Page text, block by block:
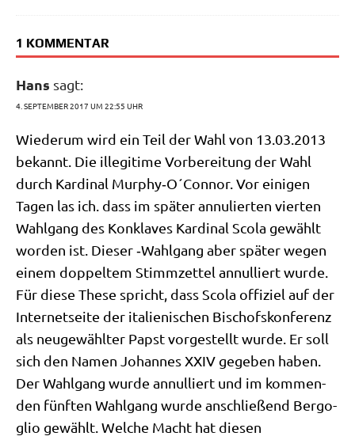
1 KOMMENTAR
Hans sagt:
4. SEPTEMBER 2017 UM 22:55 UHR
Wie­der­um wird ein Teil der Wahl von 13.03.2013
bekannt. Die ille­gi­ti­me Vor­be­rei­tung der Wahl
durch Kar­di­nal Murphy‑O´Connor. Vor eini­gen
Tagen las ich. dass im spä­ter annu­lier­ten vier­ten
Wahl­gang des Kon­kla­ves Kar­di­nal Sco­la gewählt
wor­den ist. Die­ser ‑Wahl­gang aber spä­ter wegen
einem dop­pel­tem Stimm­zet­tel annul­liert wur­de.
Für die­se The­se spricht, dass Sco­la offi­ziel auf der
Inter­net­sei­te der ita­lie­ni­schen Bischofs­kon­fe­renz
als neu­ge­wähl­ter Papst vor­ge­stellt wur­de. Er soll
sich den Namen Johan­nes XXIV gege­ben haben.
Der Wahl­gang wur­de annul­liert und im kom­men­
den fünf­ten Wahl­gang wur­de anschlie­ßend Berg­o­
glio gewählt. Wel­che Macht hat die­sen